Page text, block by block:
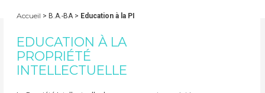
Accueil > B.A.-BA > Education à la PI
EDUCATION À LA
PROPRIÉTÉ
INTELLECTUELLE